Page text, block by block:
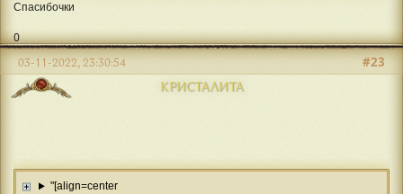
Спасибочки
0
КРИСТАЛИТА
#23
03-11-2022, 23:30:54
"[align=center